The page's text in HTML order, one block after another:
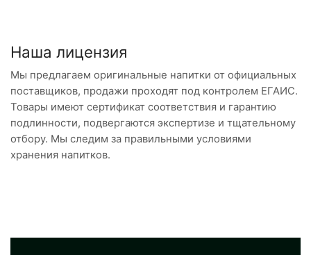
Наша лицензия
Мы предлагаем оригинальные напитки от официальных
поставщиков, продажи проходят под контролем ЕГАИС.
Товары имеют сертификат соответствия и гарантию
подлинности, подвергаются экспертизе и тщательному
отбору. Мы следим за правильными условиями
хранения напитков.